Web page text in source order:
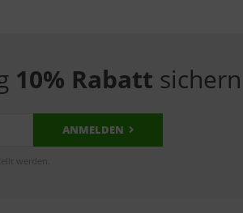
10% Rabatt sichern
ANMELDEN
werden.